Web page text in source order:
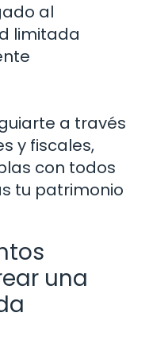
al
limitada
a través
y fiscales,
con todos
tu patrimonio
una